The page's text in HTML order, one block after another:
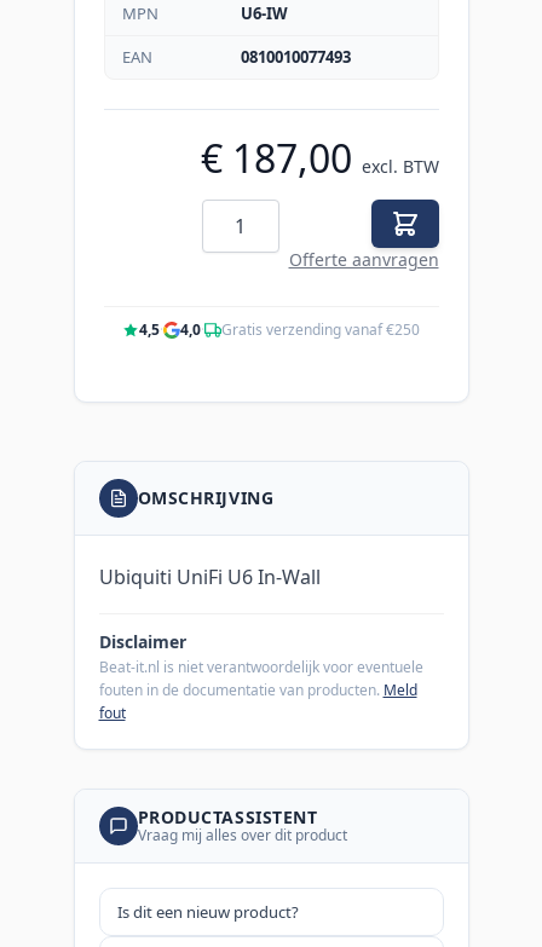
MPN
U6-IW
EAN
0810010077493
€ 187,00 excl. BTW
Aantal
Offerte aanvragen
4,5· 4,0· Gratis verzending vanaf €250
OMSCHRIJVING
Ubiquiti UniFi U6 In-Wall
Disclaimer
Beat-it.nl is niet verantwoordelijk voor eventuele
fouten in de documentatie van producten. Meld
fout
PRODUCTASSISTENT
Vraag mij alles over dit product
Is dit een nieuw product?